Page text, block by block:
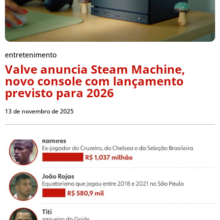
entretenimento
Valve anuncia Steam Machine,
novo console com lançamento
previsto para 2026
13 de novembro de 2025